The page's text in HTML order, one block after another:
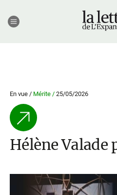
En vue / Mérite / 25/05/2026
Hélène Valade